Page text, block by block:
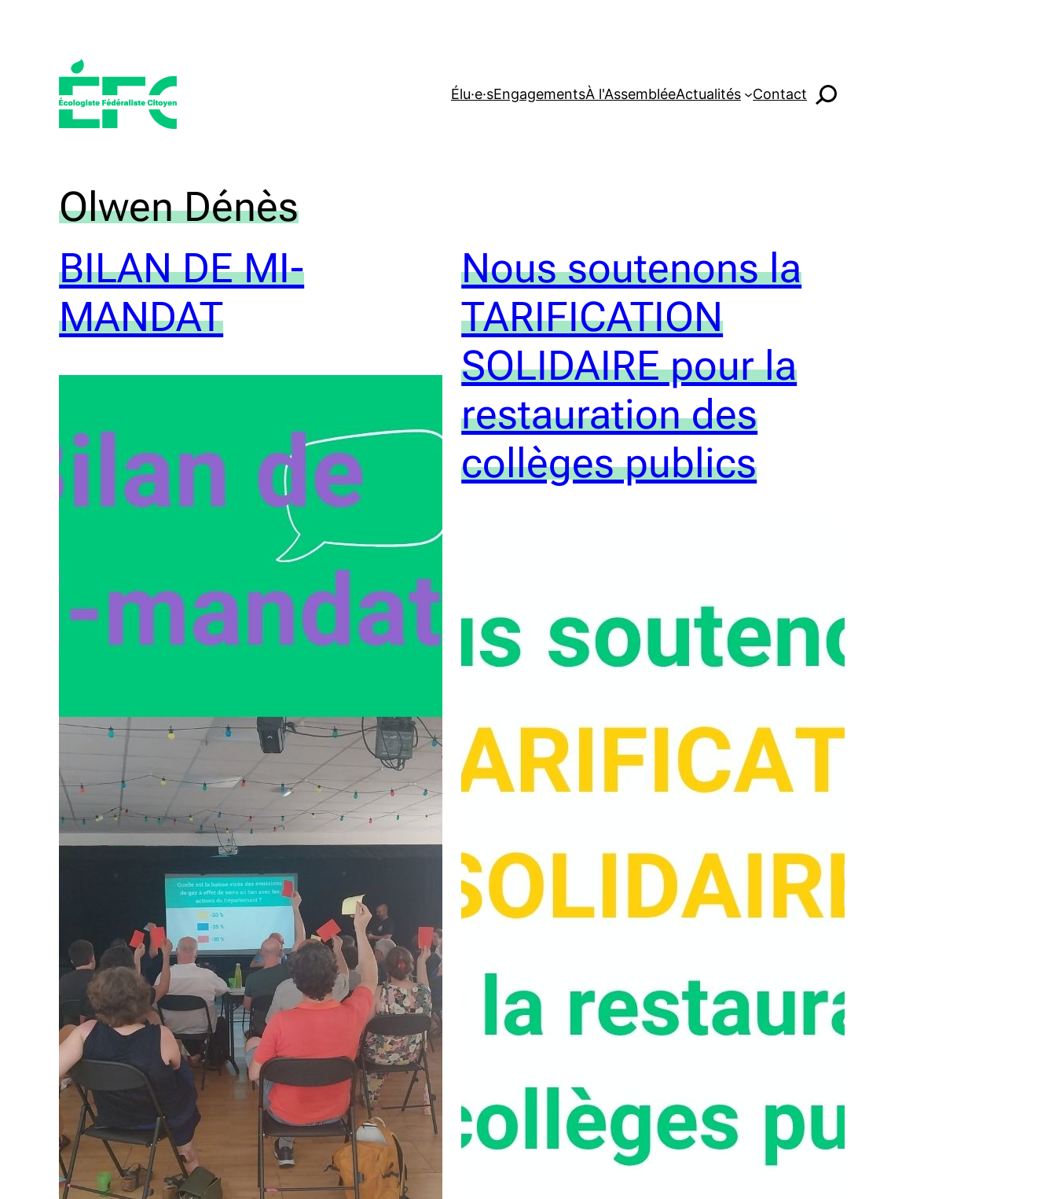
Élu·e·sEngagementsÀ l'AssembléeActualités Contact
Category:
Olwen Dénès
BILAN DE MI-
MANDAT
Nous soutenons la
TARIFICATION
SOLIDAIRE pour la
restauration des
collèges publics